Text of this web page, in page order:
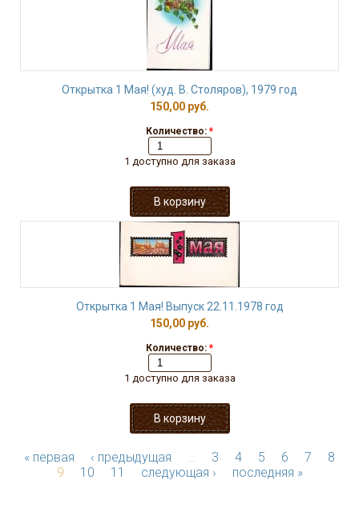
Открытка 1 Мая! (худ. В. Столяров), 1979 год
150,00 руб.
Количество: *
1 доступно для заказа
Открытка 1 Мая! Выпуск 22.11.1978 год
150,00 руб.
Количество: *
1 доступно для заказа
« первая ‹ предыдущая … 3 4 5 6 7
8
9
10 11 следующая › последняя »